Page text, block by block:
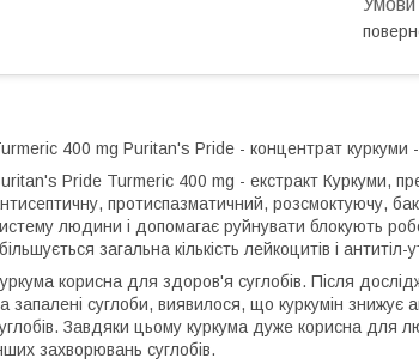
400 mg Puritan's Pride - концентрат куркуми
Pride Turmeric 400 mg - екстракт Куркуми,
протиспазматичний, розсмоктуючу,
людини і допомагає руйнувати блокують
загальна кількість лейкоцитів і
корисна для здоров'я суглобів. Після
запалені суглоби, виявилося, що куркумін знижує
Завдяки цьому куркума дуже корисна для
захворювань суглобів.